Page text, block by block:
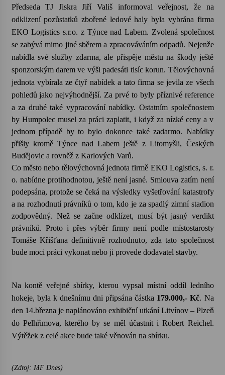
28. 7. 2026
Letní koncerty ve Stromovce: Kolchoz a
23. 7. 2026
Letní koncerty ve Stromovce: Rufus Miller
22. 7. 2026
Vysočinka
17. 7. 2026
Ozvěny prázdnin
14. 7. 2026
Varhanní recitál Michala Novenka v Klášteře
Želiv
3. 7. 2026
Předseda TJ Jiskra Jiří Vališ informoval veřejnost, že na
odklizení pozůstatků zbořené ledové haly byla vybrána firma
EKO Logistics s.r.o. z Týnce nad Labem. Zvolená společnost
se zabývá mimo jiné sběrem a zpracováváním odpadů. Nejenže
nabídla své služby zdarma, ale přispěje městu na škody ještě
sponzorským darem ve výši padesáti tisíc korun. Tělovýchovná
jednota vybírala ze čtyř nabídek a tato firma se jevila ze všech
pohledů jako nejvýhodnější. Za prvé to byly příznivé reference
aza druhétaké vypracování nabídky. Ostatním společnostem
by Humpolec musel za práci zaplatit, i když za nízké ceny a v
jednom případě by to bylo dokonce také zadarmo. Nabídky
přišly kromě Týnce nad Labem ještě z Litomyšli, Českých
Budějovic a rovněž z Karlových Varů.
Co město nebo tělovýchovná jednota firmě EKO Logistics, s. r.
o. nabídne protihodnotou, ještě není jasné. Smlouva zatím není
podepsána, protože se čeká na výsledky vyšetřování katastrofy
a na rozhodnutí právníků o tom, kdo je za spadlý zimní stadion
zodpovědný. Než se začne odklízet, musí být jasný verdikt
právníků. Proto i přes výběr firmy není podle místostarosty
Tomáše Křišťana definitivně rozhodnuto, zda tato společnost
bude moci práci vykonat nebo ji provede dodavatel stavby.
Na kontě veřejné sbírky, kterou vypsal místní oddíl ledního
hokeje, byla k dnešnímu dni připsána částka 179.000,- Kč. Na
den 14.března je naplánováno exhibiční utkání Litvínov – Plzeň
do Pelhřimova, kterého by se měl účastnit i Robert Reichel.
Výtěžek z celé akce bude také věnován na sbírku.
(Zdroj: MF Dnes)